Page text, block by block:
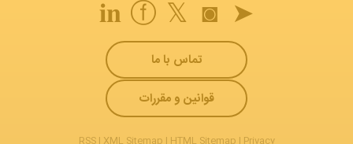
➤
◙
𝕏
ⓕ
𝐢𝐧
تماس با ما
قوانین و مقررات
RSS| XML Sitemap | HTML Sitemap | Privacy